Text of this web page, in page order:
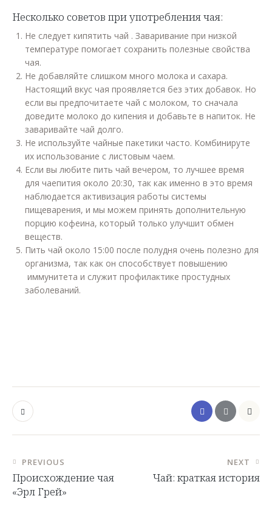
Несколько советов при употребления чая:
Не следует кипятить чай . Заваривание при низкой
температуре помогает сохранить полезные свойства
чая.
Не добавляйте слишком много молока и сахара.
Настоящий вкус чая проявляется без этих добавок. Но
если вы предпочитаете чай с молоком, то сначала
доведите молоко до кипения и добавьте в напиток. Не
заваривайте чай долго.
Не используйте чайные пакетики часто. Комбинируте
их использование с листовым чаем.
Если вы любите пить чай вечером, то лучшее время
для чаепития около 20:30, так как именно в это время
наблюдается активизация работы системы
пищеварения, и мы можем принять дополнительную
порцию кофеина, который только улучшит обмен
веществ.
Пить чай около 15:00 после полудня очень полезно для
организма, так как он способствует повышению
иммунитета и служит профилактике простудных
заболеваний.
PREVIOUS
Происхождение чая
«Эрл Грей»
NEXT
Чай: краткая история